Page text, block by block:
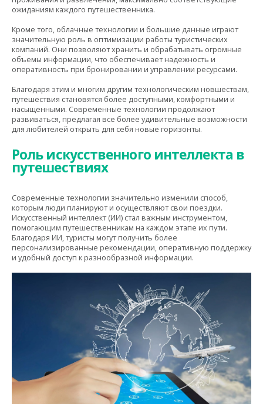
ожиданиям каждого путешественника.
Кроме того, облачные технологии и большие данные играют
значительную роль в оптимизации работы туристических
компаний. Они позволяют хранить и обрабатывать огромные
объемы информации, что обеспечивает надежность и
оперативность при бронировании и управлении ресурсами.
Благодаря этим и многим другим технологическим новшествам,
путешествия становятся более доступными, комфортными и
насыщенными. Современные технологии продолжают
развиваться, предлагая все более удивительные возможности
для любителей открыть для себя новые горизонты.
Роль искусственного интеллекта в
путешествиях
Современные технологии значительно изменили способ,
которым люди планируют и осуществляют свои поездки.
Искусственный интеллект (ИИ) стал важным инструментом,
помогающим путешественникам на каждом этапе их пути.
Благодаря ИИ, туристы могут получить более
персонализированные рекомендации, оперативную поддержку
и удобный доступ к разнообразной информации.